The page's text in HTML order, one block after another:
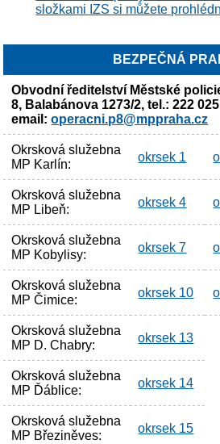
složkami IZS si můžete
BEZPEČNÁ
Obvodní ředitelství Městské
8, Balabánova 1273/2, tel.: 222
email:operacni.p8@mppraha.cz
Okrsková služebna
MP Karlín:
okrsek 1
Okrsková služebna
MP Libeň:
okrsek 4
Okrsková služebna
MP Kobylisy:
okrsek 7
Okrsková služebna
MP Čimice:
okrsek 10
Okrsková služebna
MP D. Chabry:
okrsek 13
Okrsková služebna
MP Ďáblice:
okrsek 14
Okrsková služebna
MP Březiněves:
okrsek 15